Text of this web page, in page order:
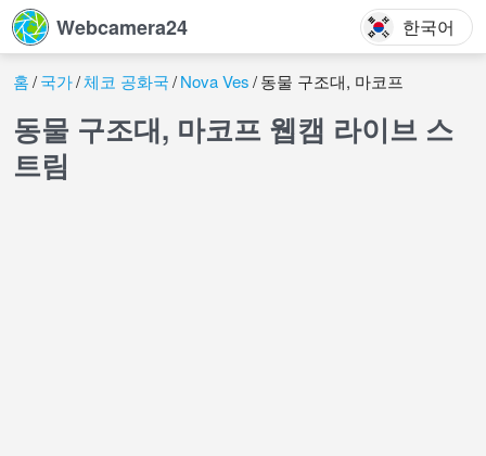
Webcamera24 한국어
홈 국가 체코 공화국 Nova Ves 동물 구조대, 마코프
동물 구조대, 마코프 웹캠 라이브 스
트림